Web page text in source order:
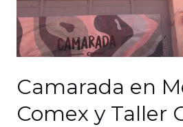
Camarada en
Comex y Taller